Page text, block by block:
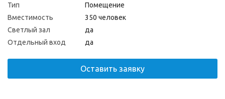
Тип
Помещение
Вместимость
350 человек
Светлый зал
да
Отдельный вход
да
Оставить заявку